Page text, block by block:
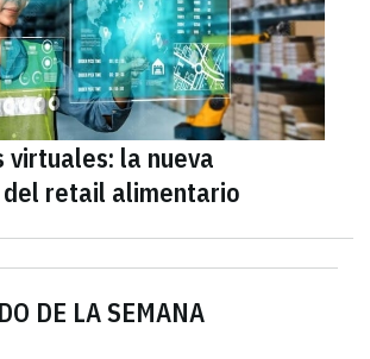
DE LA SEMANA
virtuales: la nueva
retail alimentario